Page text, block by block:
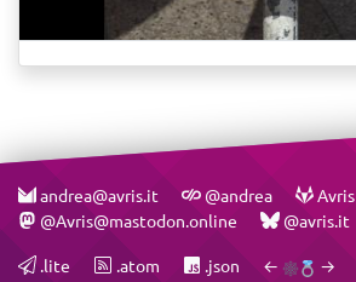
andrea@avris.it @andrea
Avris
@Avris@mastodon.online
@avris.it
.lite .atom .json ← →